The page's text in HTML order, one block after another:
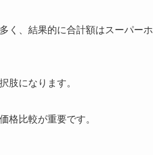
く、結果的に合計額はスーパーホ
肢になります。
格比較が重要です。